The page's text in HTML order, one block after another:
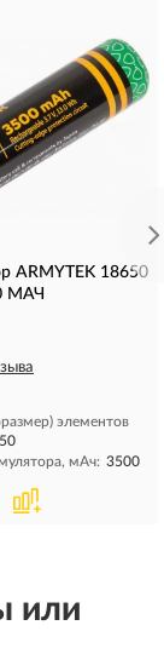
ARMYTEK 18650
МАЧ
элементов
мAч: 3500
или